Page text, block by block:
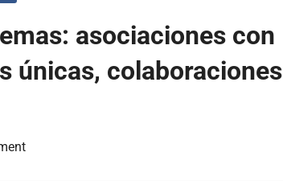
asociaciones con
únicas, colaboraciones